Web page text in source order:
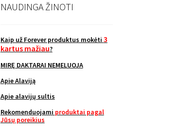
NAUDINGA ŽINOTI
Kaip už Forever produktus mokėti 3
kartus mažiau?
MIRĘ DAKTARAI NEMELUOJA
Apie Alaviją
Apie alavijų sultis
Rekomenduojami produktai pagal
Jūsų poreikius